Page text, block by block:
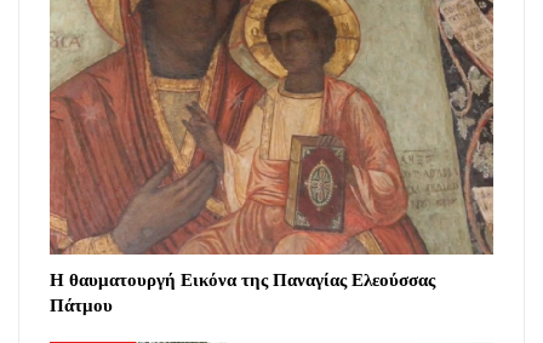
Η θαυματουργή Εικόνα της Παναγίας Ελεούσσας
Πάτμου